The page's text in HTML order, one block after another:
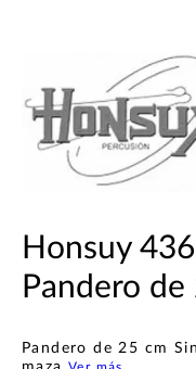
Honsuy
Pandero de
Pandero de 25 cm